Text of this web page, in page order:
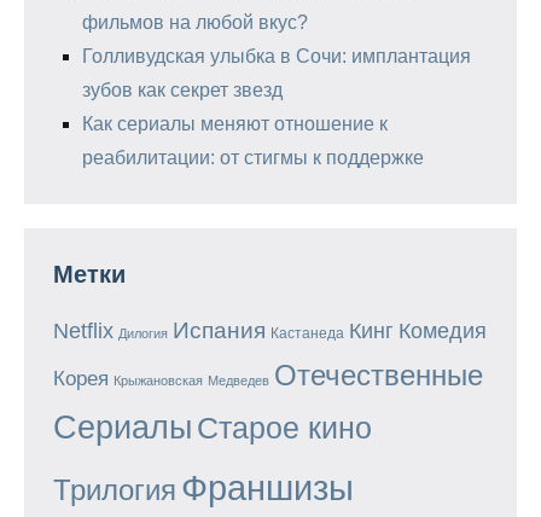
фильмов на любой вкус?
Голливудская улыбка в Сочи: имплантация
зубов как секрет звезд
Как сериалы меняют отношение к
реабилитации: от стигмы к поддержке
Метки
Netflix Дилогия Испания Кастанеда Кинг Комедия
Корея Крыжановская Медведев Отечественные
Сериалы Старое кино
Трилогия Франшизы